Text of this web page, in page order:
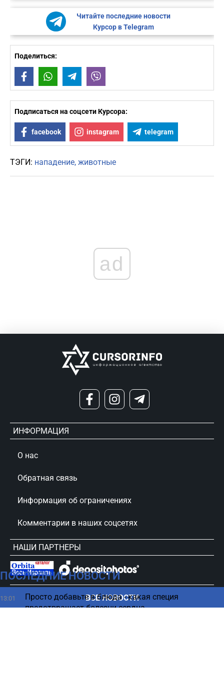
Читайте последние новости
Курсор в Telegram
Поделиться:
FacebookWhatsAppTelegram
Подписаться на соцсети Курсора:
facebook instagram telegram
ТЭГИ: нападение животные
ПОСЛЕДНИЕ НОВОСТИ
13:01
Просто добавьте в блюда - какая специя
предотвращает болезни сердца
ВСЕ НОВОСТИ
ad
ИНФОРМАЦИЯ
О нас
Обратная связь
Информация об ограничениях
Комментарии в наших соцсетях
НАШИ ПАРТНЕРЫ
сursorinfo.co.il © Все права защищены